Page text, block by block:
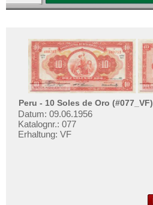
Peru - 10 Soles de Oro (#077_VF)
Datum: 09.06.1956
Katalognr.: 077
Erhaltung: VF